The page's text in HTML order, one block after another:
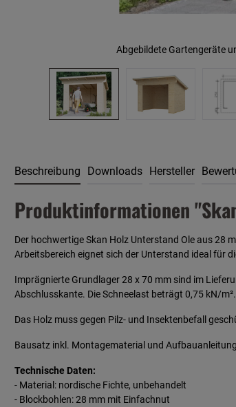
Abgebildete Gartengeräte
Beschreibung Downloads Hersteller
Produktinformationen
Der hochwertige Skan Holz Unterstand Ole aus 28
Arbeitsbereich eignet sich der Unterstand ideal für
Imprägnierte Grundlager 28 x 70 mm sind im
Abschlusskante. Die Schneelast beträgt 0,75 kN/m².
Das Holz muss gegen Pilz- und Insektenbefall
Bausatz inkl. Montagematerial und
Technische Daten:
- Material: nordische Fichte, unbehandelt
- Blockbohlen: 28 mm mit Einfachnut